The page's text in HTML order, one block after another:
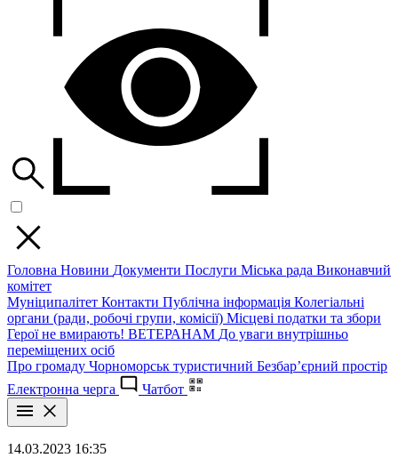
Головна Новини Документи Послуги Міська рада Виконавчий
комітет
Муніципалітет Контакти Публічна інформація Колегіальні
органи (ради, робочі групи, комісії) Місцеві податки та збори
Герої не вмирають! ВЕТЕРАНАМ До уваги внутрішньо
переміщених осіб
Про громаду Чорноморськ туристичний Безбар’єрний простір
Електронна черга
Чатбот
14.03.2023 16:35